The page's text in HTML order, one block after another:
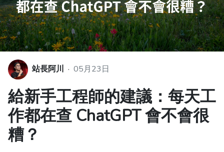
站長阿川 · 05月23日
給新手工程師的建議：每天工
作都在查 ChatGPT 會不會很
糟？